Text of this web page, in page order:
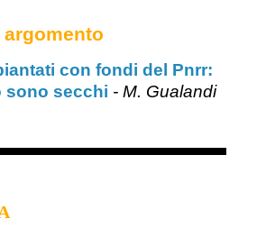
con fondi del Pnrr:
sono secchi - M. Gualandi